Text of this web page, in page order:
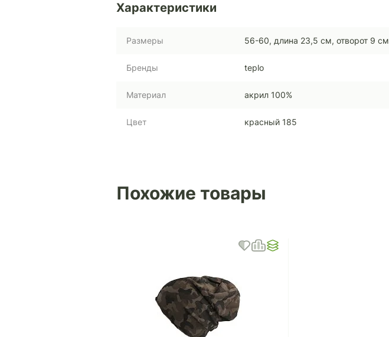
Характеристики
Размеры 56-60, длина 23,5 см, отворот 9 см
Бренды teplo
Материал акрил 100%
Цвет красный 185
Похожие товары